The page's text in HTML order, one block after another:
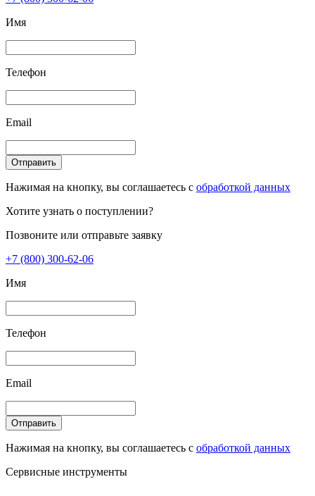
Имя
Телефон
Email
Отправить
Нажимая на кнопку, вы соглашаетесь с обработкой данных
Хотите узнать о поступлении?
Позвоните или отправьте заявку
+7 (800) 300-62-06
Имя
Телефон
Email
Отправить
Нажимая на кнопку, вы соглашаетесь с обработкой данных
Сервисные инструменты